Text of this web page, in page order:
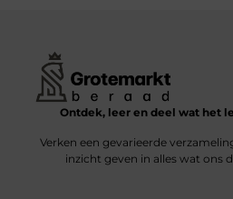
Ontdek, leer en deel wat het
Verken een gevarieerde
inzicht geven in alles wat ons